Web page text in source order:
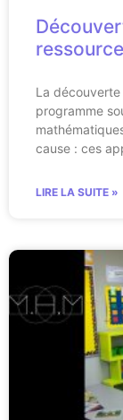
La
programme
cause : ces
LIRE LA SUITE »